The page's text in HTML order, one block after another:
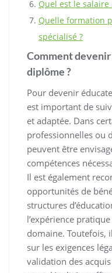
Quel est le salaire
Quelle formation
spécialisé ?
Comment devenir
diplôme ?
Pour devenir
est important de
et adaptée. Dans
professionnelles ou
peuvent être
compétences
Il est également
opportunités de
structures
l’expérience
domaine. Toutefois,
sur les exigences
validation des